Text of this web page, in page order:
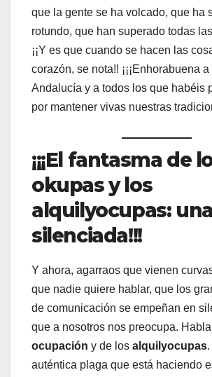
que la gente se ha volcado, que ha
rotundo, que han superado todas
¡¡Y es que cuando se hacen las
corazón, se nota!! ¡¡¡Enhorabuena
Andalucía y a todos los que habéis
por mantener vivas nuestras
¡¡¡El fantasma de
okupas y los
alquilyocupas:
silenciada!!!
Y ahora, agarraos que vienen
que nadie quiere hablar, que los
de comunicación se empeñan en
que a nosotros nos preocupa.
ocupación y de los alquilyocupas.
auténtica plaga que está haciendo